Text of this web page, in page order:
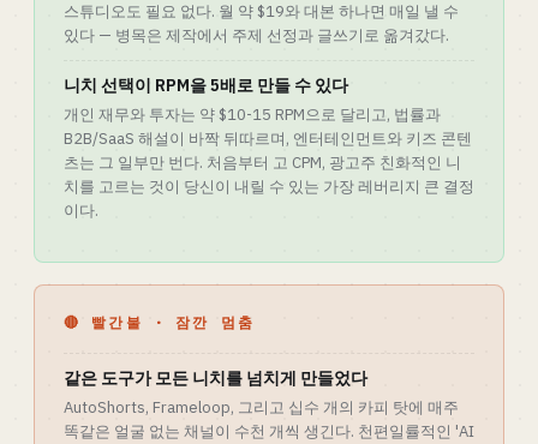
스튜디오도 필요 없다. 월 약 $19와 대본 하나면 매일 낼 수
있다 — 병목은 제작에서 주제 선정과 글쓰기로 옮겨갔다.
니치 선택이 RPM을 5배로 만들 수 있다
개인 재무와 투자는 약 $10-15 RPM으로 달리고, 법률과
B2B/SaaS 해설이 바짝 뒤따르며, 엔터테인먼트와 키즈 콘텐
츠는 그 일부만 번다. 처음부터 고 CPM, 광고주 친화적인 니
치를 고르는 것이 당신이 내릴 수 있는 가장 레버리지 큰 결정
이다.
🔴 빨간불 · 잠깐 멈춤
같은 도구가 모든 니치를 넘치게 만들었다
AutoShorts, Frameloop, 그리고 십수 개의 카피 탓에 매주
똑같은 얼굴 없는 채널이 수천 개씩 생긴다. 천편일률적인 'AI